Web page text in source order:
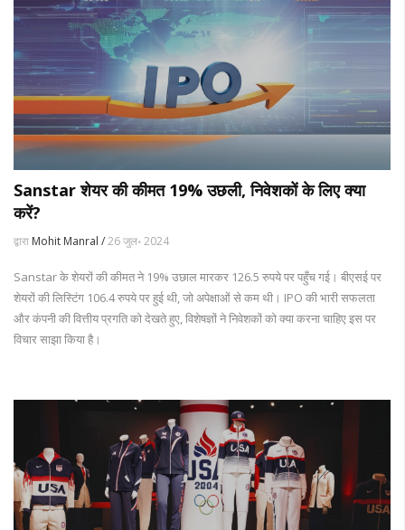
Sanstar शेयर की कीमत 19% उछली, निवेशकों के लिए क्या
करें?
द्वारा Mohit Manral /26 जुल॰ 2024
Sanstar के शेयरों की कीमत ने 19% उछाल मारकर 126.5 रुपये पर पहुँच गई। बीएसई पर
शेयरों की लिस्टिंग 106.4 रुपये पर हुई थी, जो अपेक्षाओं से कम थी। IPO की भारी सफलता
और कंपनी की वित्तीय प्रगति को देखते हुए, विशेषज्ञों ने निवेशकों को क्या करना चाहिए इस पर
विचार साझा किया है।